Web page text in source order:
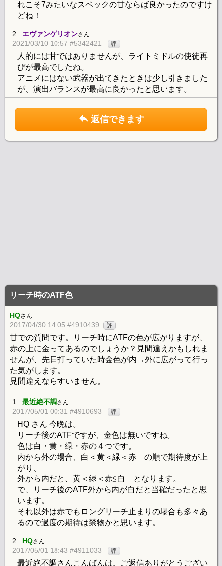
れこそ7みたいなスペックの甘ならば良かったのですけ
どね！
2. エヴァンゲリオンさん
2021/03/10 10:57 #5342421 評
人的には甘ではありませんが、ライトミドルの使徒再
びが最高でしたね。
アニメにはない武器が出てきたときは少し引きました
が、演出バランスが最高に良かったと思います。
返信できます
リーチ時のATF色
HQさん
2017/04/30 14:05 #4910439 評
甘での質問です。リーチ時にATFの色が広がりますが、
赤の上に金ってあるのでしょうか？見間違えかもしれま
せんが、先日打っていた時金色が内→外に広がって行っ
た気がします。
見間違えならすいません。
1. 最近絶不調さん
2017/05/01 00:31 #4910693 評
HQ さん 今晩は。
リーチ後のATFですが、金色は無いですね。
色は白・黄・緑・赤の４つです。
内から外の場合、白＜黄＜緑＜赤 の順で期待度が上
がり、
外から内だと、黄＜緑＜赤≦白 となります。
で、リーチ後のATF外から内が白だと当確だったと思
います。
それ以外は赤でもロングリーチ止まりの場合も多々あ
るので過度の期待は禁物かと思います。
2. HQさん
2017/05/01 18:43 #4911033 評
最近絶不調さんこんばんは。ご返信ありがとうござい